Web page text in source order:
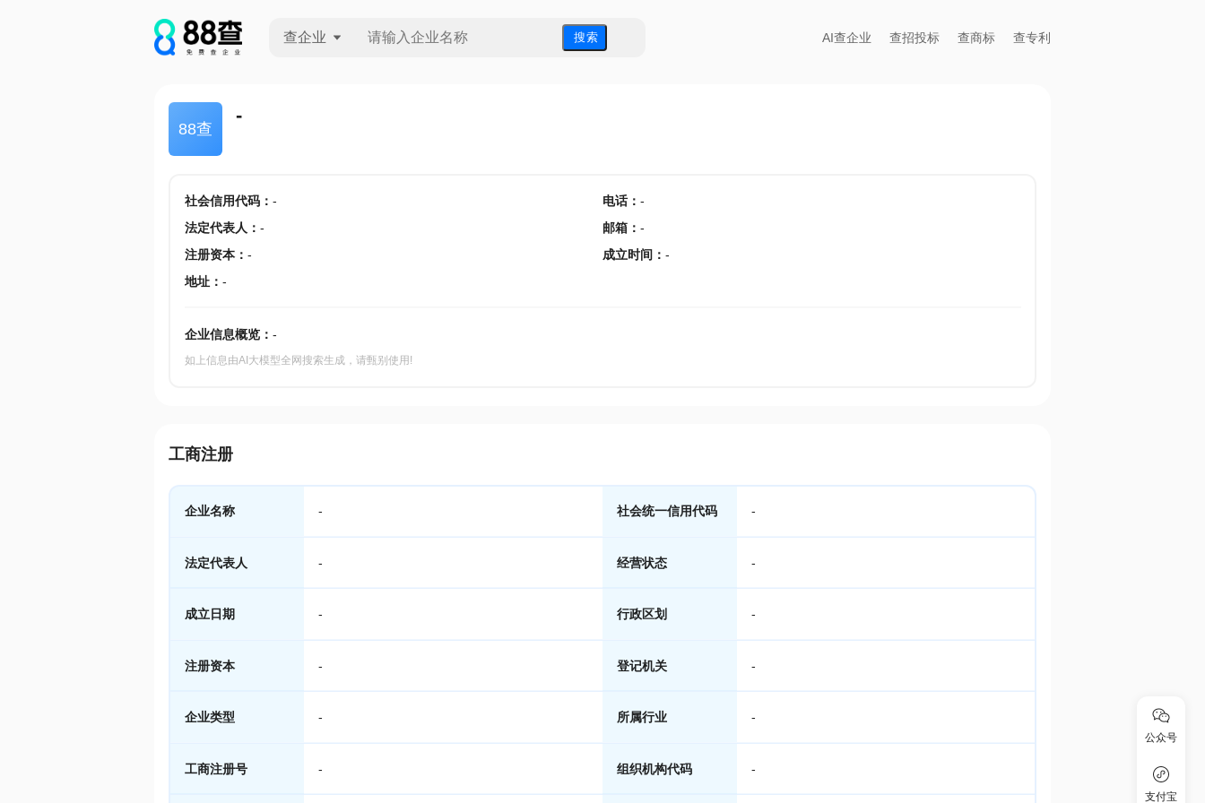
查企业 搜 索 AI查企业 查招投标 查商标 查专利
88查
-
社会信用代码： - 电话： -
法定代表人 ： - 邮箱 ： -
注册资本： - 成立时间 ： -
地址： -
企业信息概览： -
如上信息由AI大模型全网搜索生成，请甄别使用!
工商注册
企业名称 - 社会统一信用代码 -
法定代表人 - 经营状态 -
成立日期 - 行政区划 -
注册资本 - 登记机关 -
企业类型 - 所属行业 -
工商注册号 - 组织机构代码 -
公众号
支付宝